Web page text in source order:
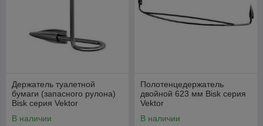
Держатель туалетной
бумаги (запасного рулона)
Bisk серия Vektor
В наличии
Полотенцедержатель
двойной 623 мм Bisk серия
Vektor
В наличии